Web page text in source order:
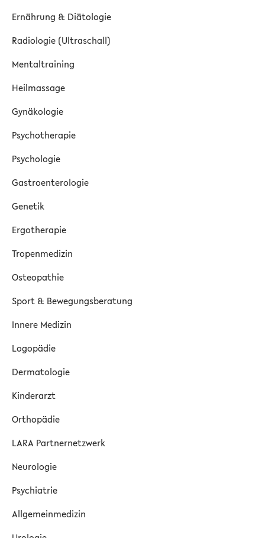
Ernährung & Diätologie
Radiologie (Ultraschall)
Mentaltraining
Heilmassage
Gynäkologie
Psychotherapie
Psychologie
Gastroenterologie
Genetik
Ergotherapie
Tropenmedizin
Osteopathie
Sport & Bewegungsberatung
Innere Medizin
Logopädie
Dermatologie
Kinderarzt
Orthopädie
LARA Partnernetzwerk
Neurologie
Psychiatrie
Allgemeinmedizin